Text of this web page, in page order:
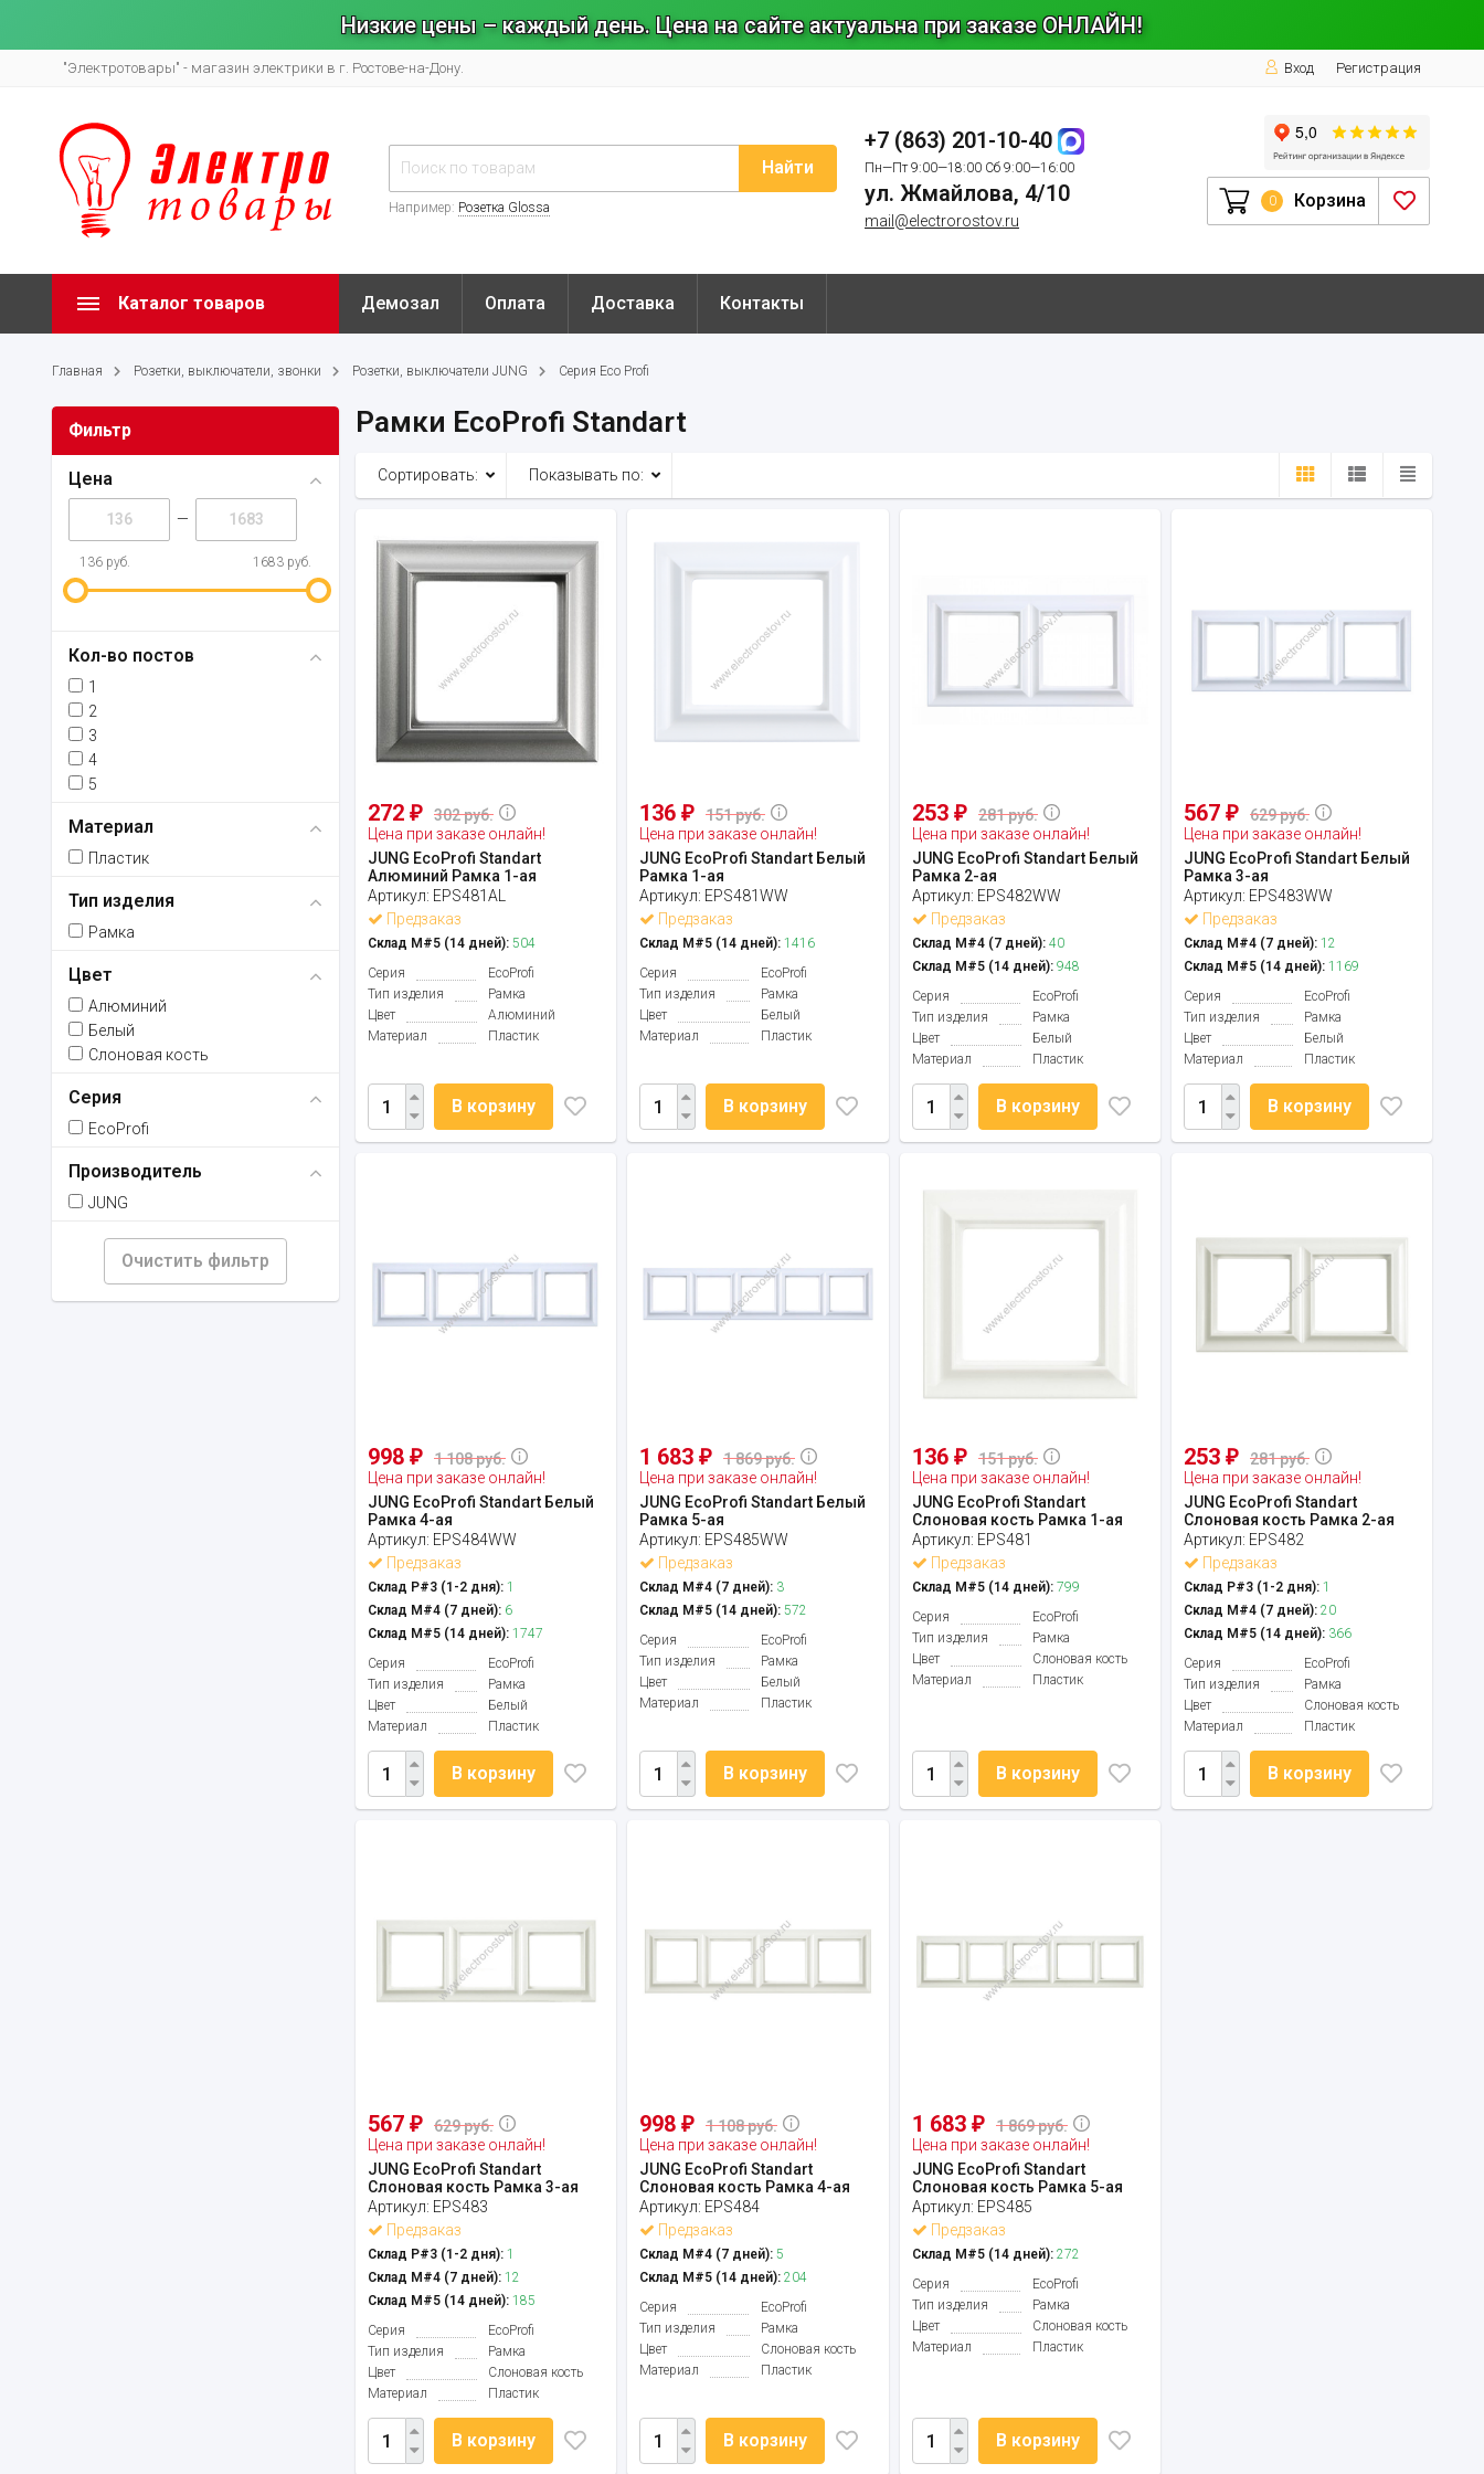
Низкие цены – каждый день. Цена на сайте актуальна при заказе ОНЛАЙН!
"Электротовары" - магазин электрики в г. Ростове-на-Дону. Вход Регистрация
Найти
Например: Розетка Glossa
+7 (863) 201-10-40
Пн—Пт 9:00—18:00 Сб 9:00—16:00
ул. Жмайлова, 4/10
mail@electrorostov.ru
0 Корзина
Каталог товаров Демозал Оплата Доставка Контакты
Главная Розетки, выключатели, звонки Розетки, выключатели JUNG Серия Eco Profi
Фильтр
Цена
—
136 руб. 1683 руб.
Кол-во постов
1
2
3
4
5
Материал
Пластик
Тип изделия
Рамка
Цвет
Алюминий
Белый
Слоновая кость
Серия
EcoProfi
Производитель
JUNG
Очистить фильтр
Рамки EcoProfi Standart
Сортировать: Показывать по:
272 ₽
302 руб.
Цена при заказе онлайн!
JUNG EcoProfi Standart
Алюминий Рамка 1-ая
Артикул: EPS481AL
Предзаказ
Склад М#5 (14 дней): 504
Серия
EcoProfi
Тип изделия
Рамка
Цвет
Алюминий
Материал
Пластик
В корзину
136₽
151 руб.
Цена при заказе онлайн!
JUNG EcoProfi Standart Белый
Рамка 1-ая
Артикул: EPS481WW
Предзаказ
Склад М#5 (14 дней): 1416
Серия
EcoProfi
Тип изделия
Рамка
Цвет
Белый
Материал
Пластик
В корзину
253 ₽
281 руб.
Цена при заказе онлайн!
JUNG EcoProfi Standart Белый
Рамка 2-ая
Артикул: EPS482WW
Предзаказ
Склад М#4 (7 дней): 40
Склад М#5 (14 дней): 948
Серия
EcoProfi
Тип изделия
Рамка
Цвет
Белый
Материал
Пластик
В корзину
567 ₽
629 руб.
Цена при заказе онлайн!
JUNG EcoProfi Standart Белый
Рамка 3-ая
Артикул: EPS483WW
Предзаказ
Склад М#4 (7 дней): 12
Склад М#5 (14 дней): 1169
Серия
EcoProfi
Тип изделия
Рамка
Цвет
Белый
Материал
Пластик
В корзину
998 ₽
1 108 руб.
Цена при заказе онлайн!
JUNG EcoProfi Standart Белый
Рамка 4-ая
Артикул: EPS484WW
Предзаказ
Склад Р#3 (1-2 дня): 1
Склад М#4 (7 дней): 6
Склад М#5 (14 дней): 1747
Серия
EcoProfi
Тип изделия
Рамка
Цвет
Белый
Материал
Пластик
В корзину
1 683₽
1 869 руб.
Цена при заказе онлайн!
JUNG EcoProfi Standart Белый
Рамка 5-ая
Артикул: EPS485WW
Предзаказ
Склад М#4 (7 дней): 3
Склад М#5 (14 дней): 572
Серия
EcoProfi
Тип изделия
Рамка
Цвет
Белый
Материал
Пластик
В корзину
136 ₽
151 руб.
Цена при заказе онлайн!
JUNG EcoProfi Standart
Слоновая кость Рамка 1-ая
Артикул: EPS481
Предзаказ
Склад М#5 (14 дней): 799
Серия
EcoProfi
Тип изделия
Рамка
Цвет
Слоновая кость
Материал
Пластик
В корзину
253 ₽
281 руб.
Цена при заказе онлайн!
JUNG EcoProfi Standart
Слоновая кость Рамка 2-ая
Артикул: EPS482
Предзаказ
Склад Р#3 (1-2 дня): 1
Склад М#4 (7 дней): 20
Склад М#5 (14 дней): 366
Серия
EcoProfi
Тип изделия
Рамка
Цвет
Слоновая кость
Материал
Пластик
В корзину
567 ₽
629 руб.
Цена при заказе онлайн!
JUNG EcoProfi Standart
Слоновая кость Рамка 3-ая
Артикул: EPS483
Предзаказ
Склад Р#3 (1-2 дня): 1
Склад М#4 (7 дней): 12
Склад М#5 (14 дней): 185
Серия
EcoProfi
Тип изделия
Рамка
Цвет
Слоновая кость
Материал
Пластик
В корзину
998₽
1 108 руб.
Цена при заказе онлайн!
JUNG EcoProfi Standart
Слоновая кость Рамка 4-ая
Артикул: EPS484
Предзаказ
Склад М#4 (7 дней): 5
Склад М#5 (14 дней): 204
Серия
EcoProfi
Тип изделия
Рамка
Цвет
Слоновая кость
Материал
Пластик
В корзину
1 683 ₽
1 869 руб.
Цена при заказе онлайн!
JUNG EcoProfi Standart
Слоновая кость Рамка 5-ая
Артикул: EPS485
Предзаказ
Склад М#5 (14 дней): 272
Серия
EcoProfi
Тип изделия
Рамка
Цвет
Слоновая кость
Материал
Пластик
В корзину